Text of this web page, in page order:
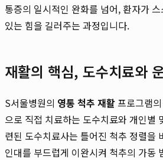
통증의 일시적인 완화를 넘어, 환자가
있는 힘을 길러주는 과정입니다.
재활의 핵심, 도수치료와
S서울병원의 영통 척추 재활프로그램
으로 직접 치료하는 도수치료와 개인별
련된 도수치료사는 틀어진 척추 정렬을
인대를 부드럽게 이완시켜 척추의 가동